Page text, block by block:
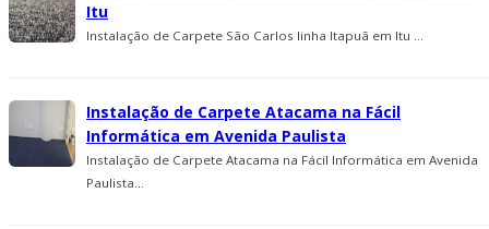
Itu
Instalação de Carpete São Carlos linha Itapuã em Itu ...
Instalação de Carpete Atacama na Fácil
Informática em Avenida Paulista
Instalação de Carpete Atacama na Fácil Informática em Avenida
Paulista...